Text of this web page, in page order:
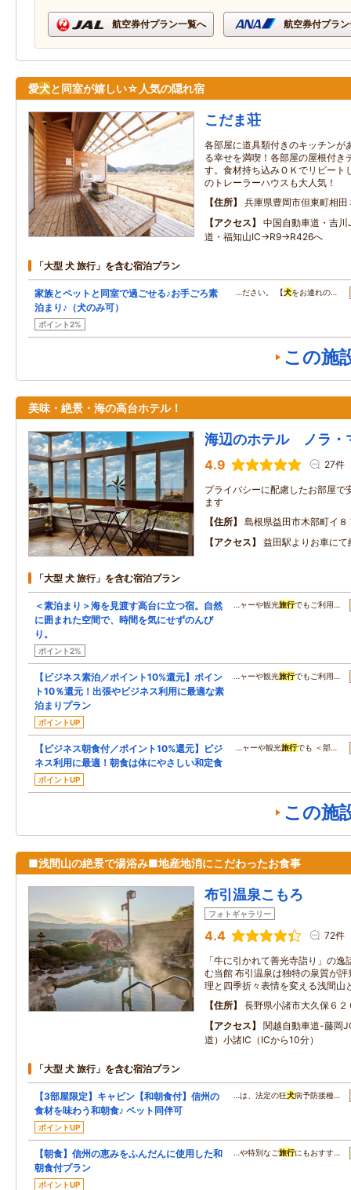
航空券付プラン一覧へ 航空券付プラ
愛犬と同室が嬉しい☆人気の隠れ宿
こだま荘
各部屋に道具類付きのキッチンが
る幸せを満喫！各部屋の屋根付き
す。食材持ち込みＯＫでリピート
のトレーラーハウスも大人気！
住所
兵庫県豊岡市但東町相田
アクセス
中国自動車道・吉
道・福知山IC→R9→R426へ
「大型 犬 旅行」を含む宿泊プラン
家族とペットと同室で過ごせる♪お手ごろ素
泊まり♪（犬のみ可）
ポイント2%
…ださい。 【犬をお連れの…
この施
美味・絶景・海の高台ホテル！
海辺のホテル ノラ・
4.9 27件
プライバシーに配慮したお部屋で
ます
住所
島根県益田市木部町イ８
アクセス
益田駅よりお車にて
「大型 犬 旅行」を含む宿泊プラン
＜素泊まり＞海を見渡す高台に立つ宿。自然
に囲まれた空間で、時間を気にせずのんび
り。
ポイント2%
…ャーや観光旅行でもご利用…
【ビジネス素泊／ポイント10%還元】ポイン
ト10％還元！出張やビジネス利用に最適な素
泊まりプラン
ポイントUP
…ャーや観光旅行でもご利用…
【ビジネス朝食付／ポイント10%還元】ビジ
ネス利用に最適！朝食は体にやさしい和定食
ポイントUP
…ャーや観光旅行でも ＜部…
この施
■浅間山の絶景で湯浴み■地産地消にこだわったお食事
布引温泉こもろ
フォトギャラリー
4.4 72件
「牛に引かれて善光寺詣り」の
む当館 布引温泉は独特の泉質が
理と四季折々表情を変える浅間山
住所
長野県小諸市大久保６２
アクセス
関越自動車道-藤岡
道）小諸IC（ICから10分）
「大型 犬 旅行」を含む宿泊プラン
【3部屋限定】キャビン【和朝食付】信州の
食材を味わう和朝食♪ ペット同伴可
ポイントUP
…は、法定の狂犬病予防接種…
【朝食】信州の恵みをふんだんに使用した和
朝食付プラン
ポイントUP
…や特別なご旅行にもおすす…